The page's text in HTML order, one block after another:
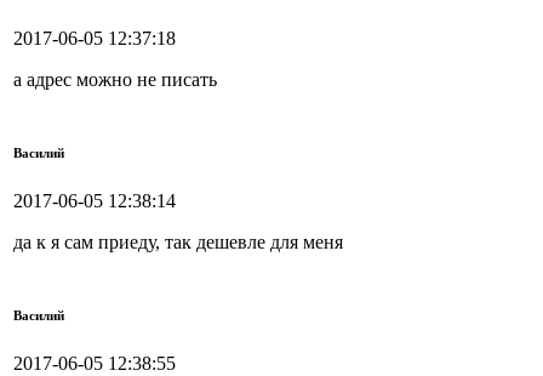
2017-06-05 12:37:18
а адрес можно не писать
Василий
2017-06-05 12:38:14
да к я сам приеду, так дешевле для меня
Василий
2017-06-05 12:38:55